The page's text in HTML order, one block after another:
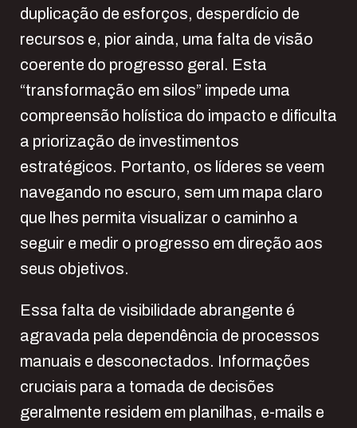
duplicação de esforços, desperdício de
recursos e, pior ainda, uma falta de visão
coerente do progresso geral. Esta
“transformação em silos” impede uma
compreensão holística do impacto e dificulta
a priorização de investimentos
estratégicos. Portanto, os líderes se veem
navegando no escuro, sem um mapa claro
que lhes permita visualizar o caminho a
seguir e medir o progresso em direção aos
seus objetivos.
Essa falta de visibilidade abrangente é
agravada pela dependência de processos
manuais e desconectados. Informações
cruciais para a tomada de decisões
geralmente residem em planilhas, e-mails e